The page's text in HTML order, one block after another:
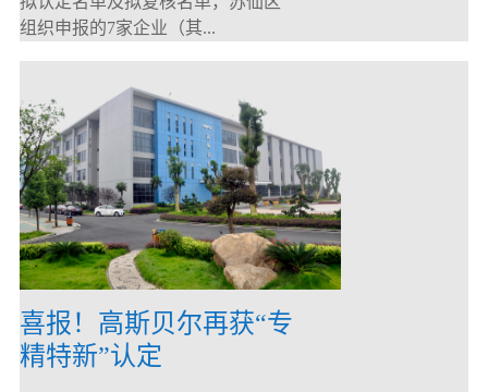
组织申报的7家企业（其...
喜报！高斯贝尔再获“专
精特新”认定